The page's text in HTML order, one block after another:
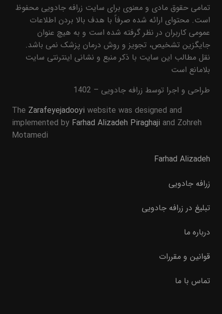
تمامی حقوق مادی و معنوی برای سایت زرافه جادویی محفوظ
است. محتوای ارائه شده صرفاً با هدف بالا بردن اطلاعات
عمومی کاربران در نظر گرفته شده است و به هیچ عنوان
جایگزین تشخیص، تجویز و روش درمان پزشک نمی باشد.
نقل مطالب این سایت با ذکر منبع و نشانی اینترنتی سایت
بلامانع است
طراحی و اجرا توسط زرافه جادویی – 1402
The Zarafeyejadooyi website was designed and
implemented by Farhad Alizadeh Piraghaji and Zohreh
Motamedi
Farhad Alizadeh
زرافه جادویی
تبلیغ در زرافه جادویی
درباره ما
قوانین و مقررات
تماس با ما